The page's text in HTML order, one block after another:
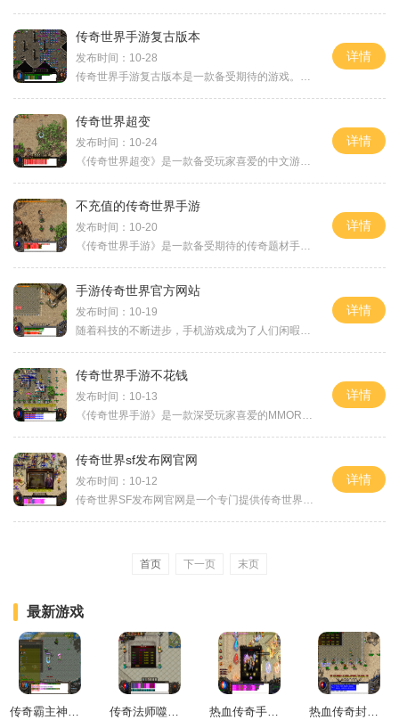
传奇世界手游复古版本
发布时间：10-28
传奇世界手游复古版本是一款备受期待的游戏。作为经典传奇的再现，这个版本在游戏画面和玩法上都进行了全面升级，带给玩家更为真实的游戏体验。接下来让我们一起来了解一下这
详情
传奇世界超变
发布时间：10-24
《传奇世界超变》是一款备受玩家喜爱的中文游戏。作为传奇系列的一部分，这款游戏以其丰富多样的玩法和精美绝伦的画面设计而闻名于世。无论是新手玩家还是老玩家，都能在《传
详情
不充值的传奇世界手游
发布时间：10-20
《传奇世界手游》是一款备受期待的传奇题材手游，在手机游戏市场上引起了广泛的关注和热议。该游戏以传奇世界的经典玩法为基础，更有着不尽的创新和新颖的玩法设计。与传统传
详情
手游传奇世界官方网站
发布时间：10-19
随着科技的不断进步，手机游戏成为了人们闲暇时的首选娱乐方式之一。而在众多的手机游戏中，有一款备受瞩目的手游——《传奇世界》。作为一款经典的网络游戏，传奇世界在手游
详情
传奇世界手游不花钱
发布时间：10-13
《传奇世界手游》是一款深受玩家喜爱的MMORPG手游，游戏一经推出就受到广大玩家的关注和喜爱。与其他游戏不同的是，《传奇世界手游》可以不花钱也能玩得很过瘾，下面就为大家详
详情
传奇世界sf发布网官网
发布时间：10-12
传奇世界SF发布网官网是一个专门提供传奇世界私服游戏的平台。传奇世界是一款风靡全球的网络游戏，拥有着庞大的玩家群体和丰富的游戏内容。作为这款经典游戏的私服版，传奇世界
详情
首页 下一页 末页
最新游戏
传奇霸主神器进化圣器 传奇法师噬魂法杖哪里掉落 热血传奇手游你花多少钱一个 热血传奇封魔谷秘密通道在哪进